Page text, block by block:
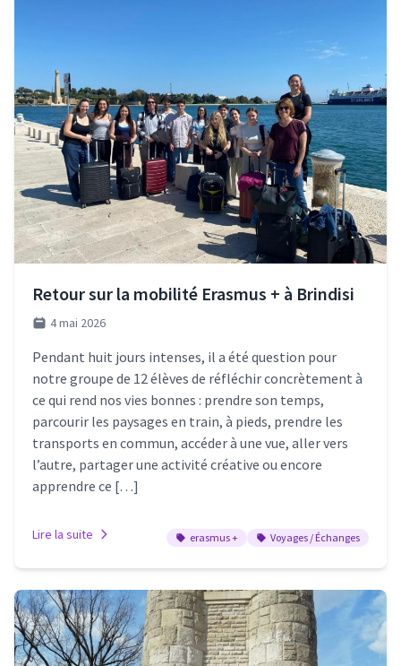
Retour sur la mobilité Erasmus + à Brindisi
4 mai 2026
Pendant huit jours intenses, il a été question pour
notre groupe de 12 élèves de réfléchir concrètement à
ce qui rend nos vies bonnes : prendre son temps,
parcourir les paysages en train, à pieds, prendre les
transports en commun, accéder à une vue, aller vers
l’autre, partager une activité créative ou encore
apprendre ce […]
Lire la suite erasmus + Voyages / Échanges